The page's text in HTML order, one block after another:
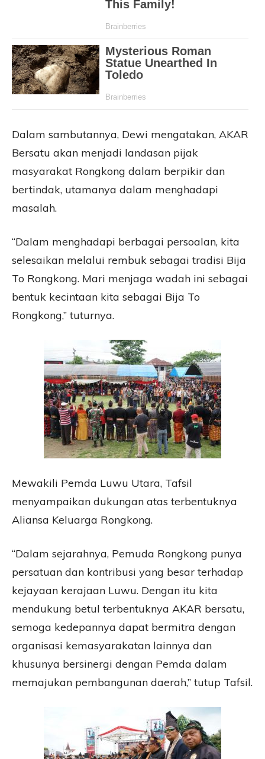
Dalam sambutannya, Dewi mengatakan, AKAR
Bersatu akan menjadi landasan pijak
masyarakat Rongkong dalam berpikir dan
bertindak, utamanya dalam menghadapi
masalah.
“Dalam menghadapi berbagai persoalan, kita
selesaikan melalui rembuk sebagai tradisi Bija
To Rongkong. Mari menjaga wadah ini sebagai
bentuk kecintaan kita sebagai Bija To
Rongkong,” tuturnya.
Mewakili Pemda Luwu Utara, Tafsil
menyampaikan dukungan atas terbentuknya
Aliansa Keluarga Rongkong.
“Dalam sejarahnya, Pemuda Rongkong punya
persatuan dan kontribusi yang besar terhadap
kejayaan kerajaan Luwu. Dengan itu kita
mendukung betul terbentuknya AKAR bersatu,
semoga kedepannya dapat bermitra dengan
organisasi kemasyarakatan lainnya dan
khusunya bersinergi dengan Pemda dalam
memajukan pembangunan daerah,” tutup Tafsil.